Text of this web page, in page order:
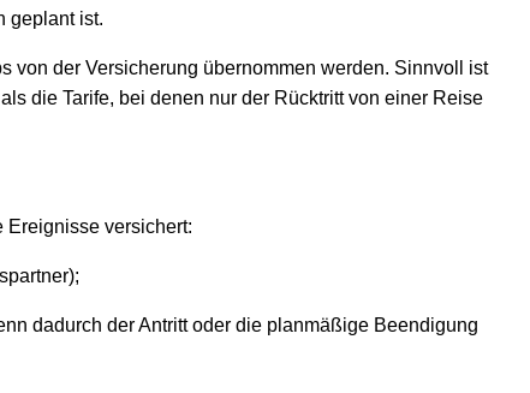
geplant ist.
von der Versicherung übernommen werden. Sinnvoll ist
die Tarife, bei denen nur der Rücktritt von einer Reise
Ereignisse versichert:
dadurch der Antritt oder die planmäßige Beendigung